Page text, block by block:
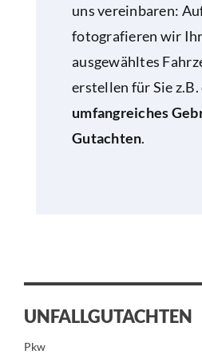
uns vereinbaren:
fotografieren wir Ihr
ausgewähltes
erstellen für Sie z.B.
umfangreiches
Gutachten.
UNFALLGUTACHTEN
Pkw